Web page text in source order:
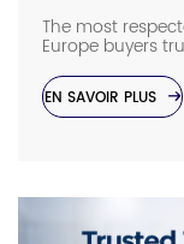
The most
Europe buyers
Geberit, Oras,
OEMs such as
alternatives for
low-grade
EN SAVOIR PLUS